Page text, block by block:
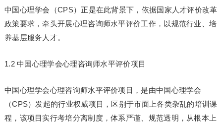
中国心理学会（CPS）正是在此背景下，依据国家人才评价改革
政策要求，牵头开展心理咨询师水平评价工作，以规范行业、培
养基层服务人才。
1.2 中国心理学会心理咨询师水平评价项目
中国心理学会心理咨询师水平评价项目，是由中国心理学会
（CPS）发起的行业权威项目，区别于市面上各类杂乱的培训课
程，该项目实行考培分离制度，体系严谨、规范透明，从根本上